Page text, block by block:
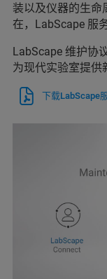
装以及仪器的生命
在，LabScape 服
LabScape 维护协
为现代实验室提供
下载LabScape